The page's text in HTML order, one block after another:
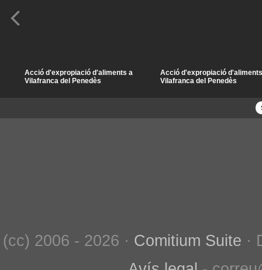
Acció d'expropiació d'aliments a
Vilafranca del Penedès
Acció d'expropiació
Vilafranca del Penedès
(cc) 2006 - 2026 · Comitium Suite ·